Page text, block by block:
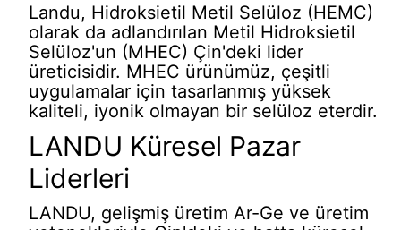
Landu, Hidroksietil Metil Selüloz (HEMC)
olarak da adlandırılan Metil Hidroksietil
Selüloz'un (MHEC) Çin'deki lider
üreticisidir. MHEC ürünümüz, çeşitli
uygulamalar için tasarlanmış yüksek
kaliteli, iyonik olmayan bir selüloz eterdir.
LANDU Küresel Pazar
Liderleri
LANDU, gelişmiş üretim Ar-Ge ve üretim